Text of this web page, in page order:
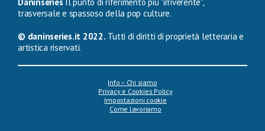
trasversale e spassoso della pop culture.
© daninseries.it 2022. Tutti di diritti di proprietà letteraria e
artistica riservati.
Info – Chi siamo
Privacy e Cookies Policy
Impostazioni cookie
Come lavoriamo